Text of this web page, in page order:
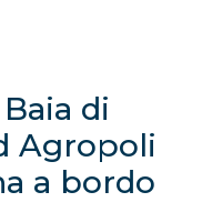
di
Agropoli
a bordo